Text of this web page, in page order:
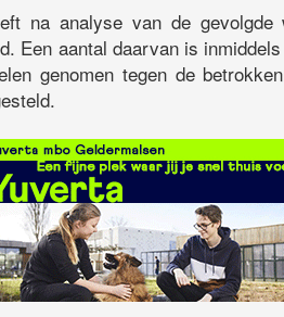
na analyse van de
Een aantal daarvan is
genomen tegen de